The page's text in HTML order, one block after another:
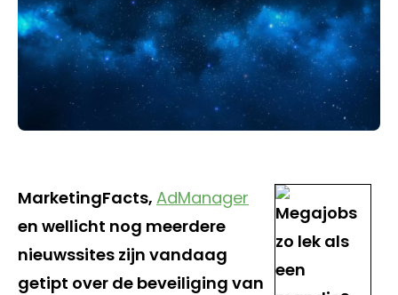
MarketingFacts, AdManager
en wellicht nog meerdere
nieuwssites zijn vandaag
getipt over de beveiliging van